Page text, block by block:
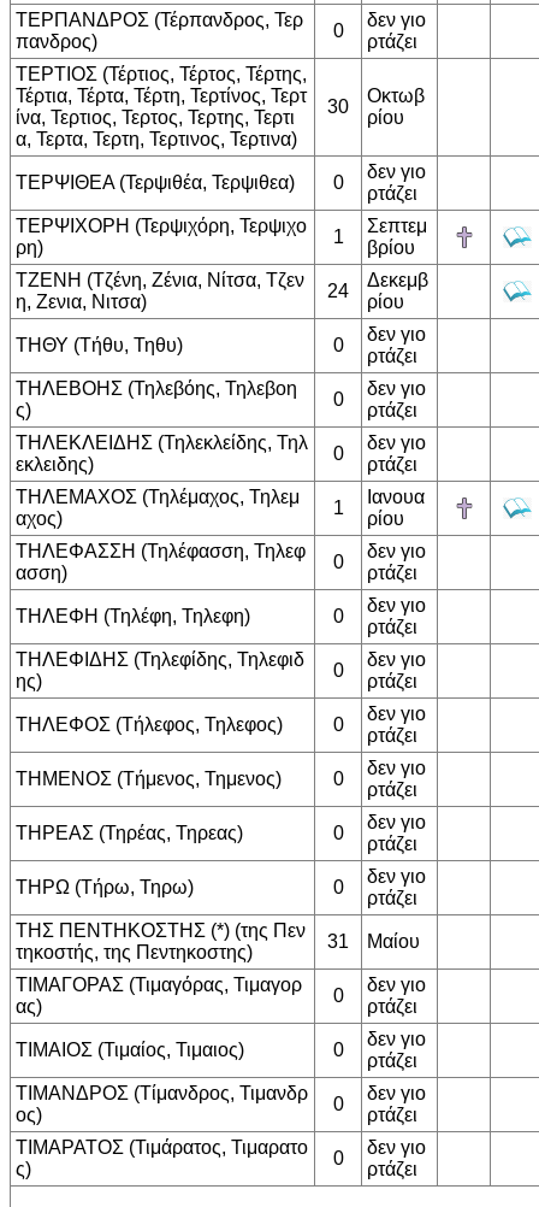
ΤΕΡΠΑΝΔΡΟΣ (Τέρπανδρος, Τερ
πανδρος)
0
δεν γιο
ρτάζει
ΤΕΡΤΙΟΣ (Τέρτιος, Τέρτος, Τέρτης,
Τέρτια, Τέρτα, Τέρτη, Τερτίνος, Τερτ
ίνα, Τερτιος, Τερτος, Τερτης, Τερτι
α, Τερτα, Τερτη, Τερτινος, Τερτινα)
30
Οκτωβ
ρίου
ΤΕΡΨΙΘΕΑ (Τερψιθέα, Τερψιθεα) 0
δεν γιο
ρτάζει
ΤΕΡΨΙΧΟΡΗ (Τερψιχόρη, Τερψιχο
ρη)
1
Σεπτεμ
βρίου
ΤΖΕΝΗ (Τζένη, Ζένια, Νίτσα, Τζεν
η, Ζενια, Νιτσα)
24
Δεκεμβ
ρίου
ΤΗΘΥ (Τήθυ, Τηθυ) 0
δεν γιο
ρτάζει
ΤΗΛΕΒΟΗΣ (Τηλεβόης, Τηλεβοη
ς)
0
δεν γιο
ρτάζει
ΤΗΛΕΚΛΕΙΔΗΣ (Τηλεκλείδης, Τηλ
εκλειδης)
0
δεν γιο
ρτάζει
ΤΗΛΕΜΑΧΟΣ (Τηλέμαχος, Τηλεμ
αχος)
1
Ιανουα
ρίου
ΤΗΛΕΦΑΣΣΗ (Τηλέφασση, Τηλεφ
ασση)
0
δεν γιο
ρτάζει
ΤΗΛΕΦΗ (Τηλέφη, Τηλεφη) 0
δεν γιο
ρτάζει
ΤΗΛΕΦΙΔΗΣ (Τηλεφίδης, Τηλεφιδ
ης)
0
δεν γιο
ρτάζει
ΤΗΛΕΦΟΣ (Τήλεφος, Τηλεφος) 0
δεν γιο
ρτάζει
ΤΗΜΕΝΟΣ (Τήμενος, Τημενος) 0
δεν γιο
ρτάζει
ΤΗΡΕΑΣ (Τηρέας, Τηρεας) 0
δεν γιο
ρτάζει
ΤΗΡΩ (Τήρω, Τηρω) 0
δεν γιο
ρτάζει
ΤΗΣ ΠΕΝΤΗΚΟΣΤΗΣ (*) (της Πεν
τηκοστής, της Πεντηκοστης)
31 Μαίου
ΤΙΜΑΓΟΡΑΣ (Τιμαγόρας, Τιμαγορ
ας)
0
δεν γιο
ρτάζει
ΤΙΜΑΙΟΣ (Τιμαίος, Τιμαιος) 0
δεν γιο
ρτάζει
ΤΙΜΑΝΔΡΟΣ (Τίμανδρος, Τιμανδρ
ος)
0
δεν γιο
ρτάζει
ΤΙΜΑΡΑΤΟΣ (Τιμάρατος, Τιμαρατο
ς)
0
δεν γιο
ρτάζει